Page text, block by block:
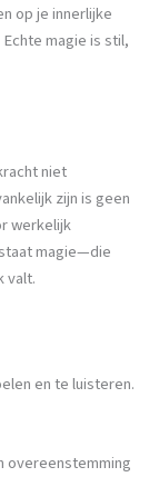
op je innerlijke
magie is stil,
niet
zijn is geen
werkelijk
magie—die
valt.
en te luisteren.
overeenstemming